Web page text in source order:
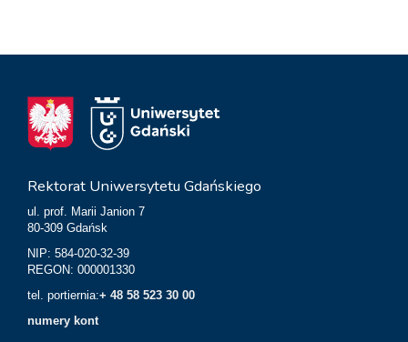
Rektorat Uniwersytetu Gdańskiego
ul. prof. Marii Janion 7
80-309 Gdańsk
NIP: 584-020-32-39
REGON: 000001330
tel. portiernia:+ 48 58 523 30 00
numery kont